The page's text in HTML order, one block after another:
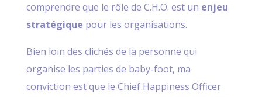
comprendre que le rôle de C.H.O. est un enjeu
stratégique pour les organisations.
Bien loin des clichés de la personne qui
organise les parties de baby-foot, ma
conviction est que le Chief Happiness Officer